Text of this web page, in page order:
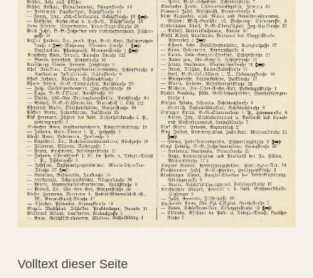
Volltext dieser Seite